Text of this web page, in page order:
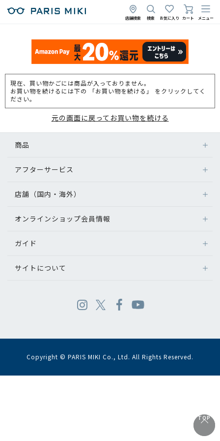
店舗検索 検索 お気に入り カート メニュー
現在、買い物かごには商品が入っておりません。
お買い物を続けるには下の 「お買い物を続ける」 をクリックしてく
ださい。
元の画面に戻ってお買い物を続ける
TOP
TOP
商品
アフターサービス
店舗（国内・海外）
オンラインショップ会員情報
ガイド
サイトについて
Copyright © PARIS MIKI Co., Ltd. All Rights Reserved.